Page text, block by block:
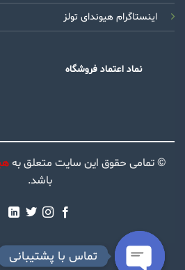
اینستاگرام هیوندای تولز
نماد اعتماد فروشگاه
© تمامی حقوق این سایت متعلق به
باشد.
تماس با پشتیبانی